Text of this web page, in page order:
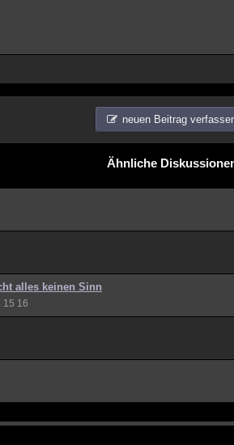
neuen Beitrag
Ähnliche
alles keinen Sinn
15 16